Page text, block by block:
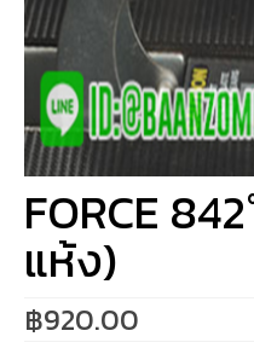
FORCE
แห้ง)
฿920.00